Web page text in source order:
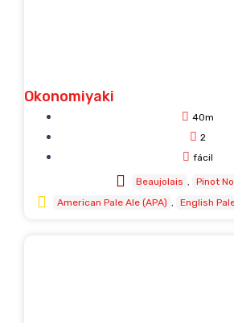
Okonomiyaki
40m
2
fácil
Beaujolais
Pinot
American Pale Ale (APA)
English